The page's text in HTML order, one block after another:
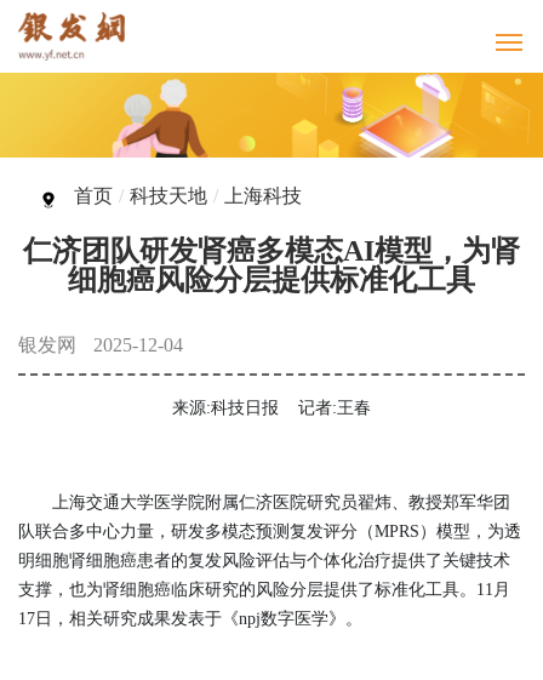
首页 / 科技天地 / 上海科技
仁济团队研发肾癌多模态AI模型，为肾
细胞癌风险分层提供标准化工具
银发网 2025-12-04
来源:科技日报 记者:王春
上海交通大学医学院附属仁济医院研究员翟炜、教授郑军华团
队联合多中心力量，研发多模态预测复发评分（MPRS）模型，为透
明细胞肾细胞癌患者的复发风险评估与个体化治疗提供了关键技术
支撑，也为肾细胞癌临床研究的风险分层提供了标准化工具。11月
17日，相关研究成果发表于《npj数字医学》。